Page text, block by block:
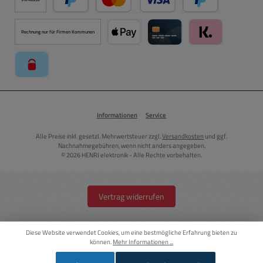
PayPal Kredit- oder Debitkarte über PayPal
Später Bezahlen
Rechnung nur für Firmen Kommunen
Informationen Service
Alle Preise inkl. gesetzl. Mehrwertsteuer zzgl.Versandkosten und ggf.
Nachnahmegebühren, wenn nicht anders angegeben.
© 2026 HENRI elektronik - Alle Rechte vorbehalten.
Vertrag widerrufen
Diese Website verwendet Cookies, um eine bestmögliche Erfahrung bieten zu
können.Mehr Informationen ...